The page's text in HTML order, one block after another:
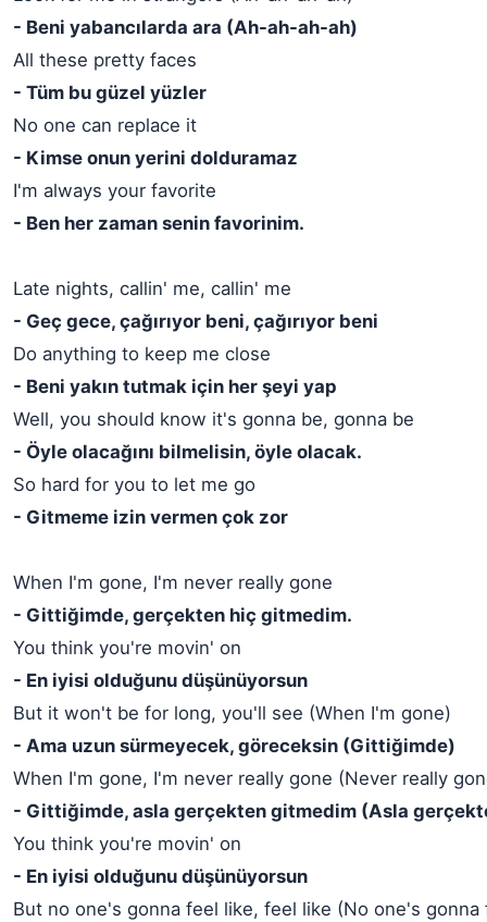
- Beni yabancılarda ara (Ah-ah-ah-ah)
All these pretty faces
- Tüm bu güzel yüzler
No one can replace it
- Kimse onun yerini dolduramaz
I'm always your favorite
- Ben her zaman senin favorinim.
Late nights, callin' me, callin' me
- Geç gece, çağırıyor beni, çağırıyor beni
Do anything to keep me close
- Beni yakın tutmak için her şeyi yap
Well, you should know it's gonna be, gonna be
- Öyle olacağını bilmelisin, öyle olacak.
So hard for you to let me go
- Gitmeme izin vermen çok zor
When I'm gone, I'm never really gone
- Gittiğimde, gerçekten hiç gitmedim.
You think you're movin' on
- En iyisi olduğunu düşünüyorsun
But it won't be for long, you'll see (When I'm gone)
- Ama uzun sürmeyecek, göreceksin (Gittiğimde)
When I'm gone, I'm never really gone (Never really
- Gittiğimde, asla gerçekten gitmedim (Asla
You think you're movin' on
- En iyisi olduğunu düşünüyorsun
But no one's gonna feel like, feel like (No one's gonna